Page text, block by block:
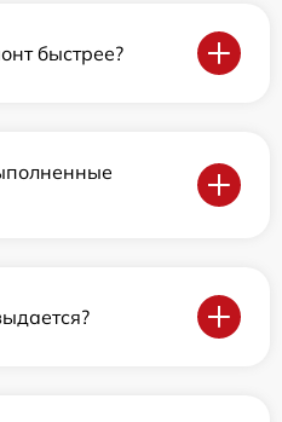
быстрее?